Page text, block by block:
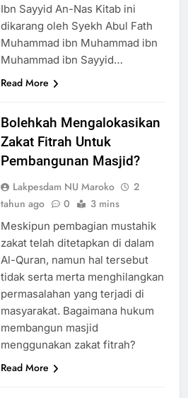
Ibn Sayyid An-Nas Kitab ini
dikarang oleh Syekh Abul Fath
Muhammad ibn Muhammad ibn
Muhammad ibn Sayyid…
Read More
Bolehkah Mengalokasikan
Zakat Fitrah Untuk
Pembangunan Masjid?
Lakpesdam NU Maroko
2
tahun ago
0 3 mins
Meskipun pembagian mustahik
zakat telah ditetapkan di dalam
Al-Quran, namun hal tersebut
tidak serta merta menghilangkan
permasalahan yang terjadi di
masyarakat. Bagaimana hukum
membangun masjid
menggunakan zakat fitrah?
Read More